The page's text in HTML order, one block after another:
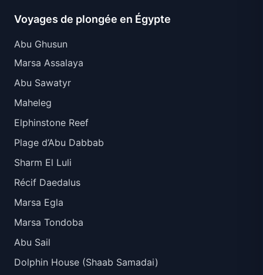
Voyages de plongée en Égypte
Abu Ghusun
Marsa Assalaya
Abu Sawatyr
Maheleg
Elphinstone Reef
Plage d’Abu Dabbab
Sharm El Luli
Récif Daedalus
Marsa Egla
Marsa Tondoba
Abu Sail
Dolphin House (Shaab Samadai)